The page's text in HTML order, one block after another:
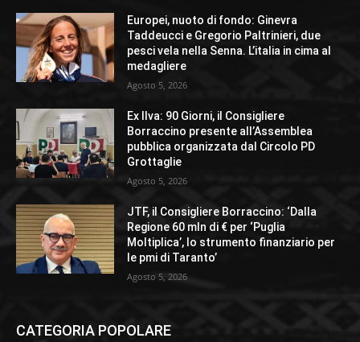
Europei, nuoto di fondo: Ginevra
Taddeucci e Gregorio Paltrinieri, due
pesci vela nella Senna. L’italia in cima al
medagliere
Agosto 5, 2026
Ex Ilva: 90 Giorni, il Consigliere
Borraccino presente all’Assemblea
pubblica organizzata dal Circolo PD
Grottaglie
Agosto 5, 2026
JTF, il Consigliere Borraccino: ‘Dalla
Regione 60 mln di € per ‘Puglia
Moltiplica’, lo strumento finanziario per
le pmi di Taranto’
Agosto 5, 2026
CATEGORIA POPOLARE